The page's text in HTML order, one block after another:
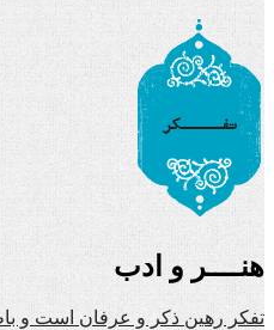
هنــــر و ادب
تفکر رهین ذکر و عرفان است و